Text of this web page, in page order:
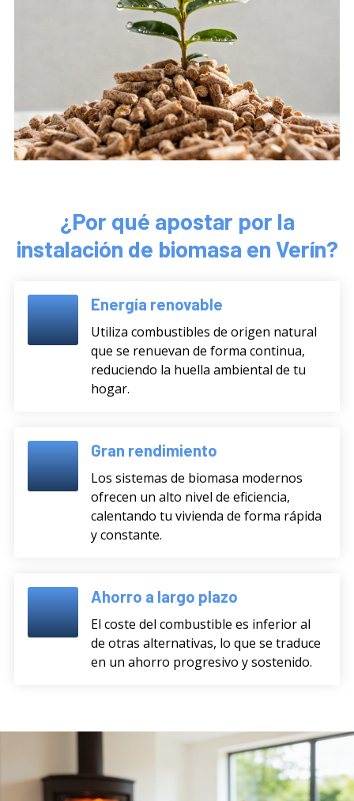
¿Por qué apostar por la
instalación de biomasa en Verín?
Energía renovable
Utiliza combustibles de origen natural
que se renuevan de forma continua,
reduciendo la huella ambiental de tu
hogar.
Gran rendimiento
Los sistemas de biomasa modernos
ofrecen un alto nivel de eficiencia,
calentando tu vivienda de forma rápida
y constante.
Ahorro a largo plazo
El coste del combustible es inferior al
de otras alternativas, lo que se traduce
en un ahorro progresivo y sostenido.